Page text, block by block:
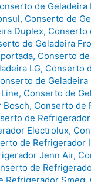
de Geladeira
, Conserto de
Duplex, Conserto
de Geladeira
, Conserto
LG, Conserto
de Geladeira
, Conserto de
Bosch, Conserto de
de
Electrolux,
de Refrigerador
Jenn Air,
de